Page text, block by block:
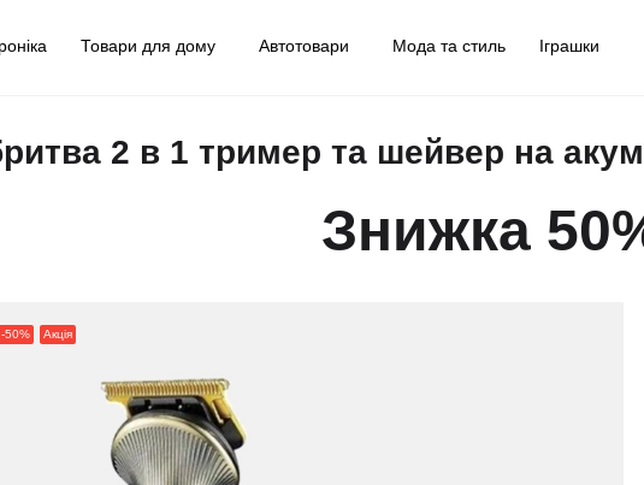
Товари для дому Автотовари Мода та стиль Іграшки
2 в 1 тример та шейвер на
Знижка
-50% Акція